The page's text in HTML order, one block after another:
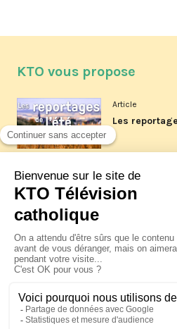
KTO vous propose
Article
Les
Article
La visite
XIV à Assise
Article
Le pape en